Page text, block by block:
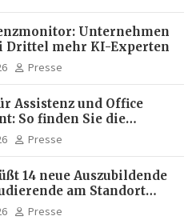
Unternehmen
Drittel mehr KI-Experten
Presse
Assistenz und Office
So finden Sie die
Presse
14 neue Auszubildende
am Standort
Presse